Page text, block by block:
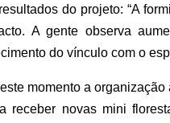
do projeto: “A
A gente observa
do vínculo com o
momento a
receber novas mini